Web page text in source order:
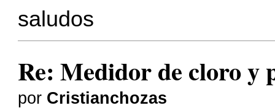
saludos
Re: Medidor de cloro y
por Cristianchozas